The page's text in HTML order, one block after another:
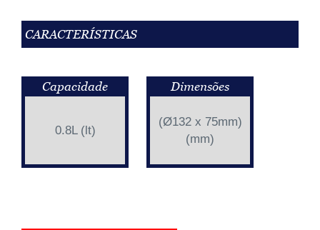
CARACTERÍSTICAS
Capacidade
0.8L (lt)
Dimensões
(Ø132 x 75mm)
(mm)